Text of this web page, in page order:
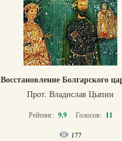
Восстановление Болгарского
Прот. Владислав Цыпин
Рейтинг: 9.9 Голосов: 11
177